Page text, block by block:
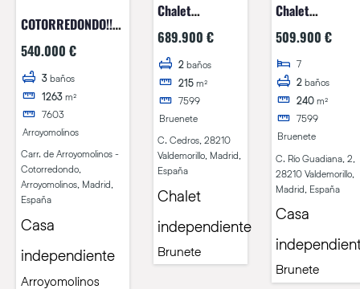
COTORREDONDO!!
CHALET
INDEPENDIENTE!!
540.000 €
3 baños
1263 m²
7603
Arroyomolinos
Carr. de Arroyomolinos -
Cotorredondo,
Arroyomolinos, Madrid,
España
Casa
independiente
Arroyomolinos
Chalet
independiente
en venta en
Calle Cedros,
Pino Alto
689.900 €
2 baños
215 m²
7599
Bruenete
C. Cedros, 28210
Valdemorillo, Madrid,
España
Chalet
independiente
Brunete
Chalet
independiente
en venta en
Calle Río
Guadiana 2
509.900 €
7
2 baños
240 m²
7599
Bruenete
C. Río Guadiana, 2,
28210 Valdemorillo,
Madrid, España
Casa
Brunete